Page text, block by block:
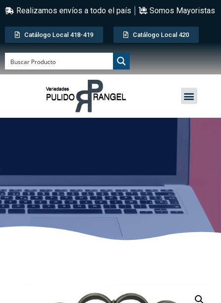
Realizamos envíos a todo el país Somos Mayoristas
Catálogo Local 418-419 Catálogo Local 420